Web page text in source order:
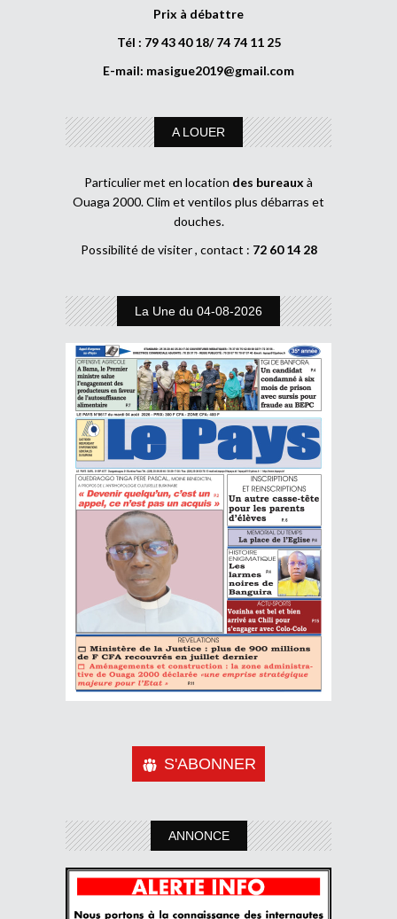
Prix à débattre
Tél : 79 43 40 18/ 74 74 11 25
E-mail: masigue2019@gmail.com
A LOUER
Particulier met en location des bureauxà
Ouaga 2000. Clim et ventilos plus débarras et
douches.
Possibilité de visiter , contact : 72 60 14 28
La Une du 04-08-2026
S'ABONNER
ANNONCE